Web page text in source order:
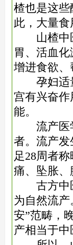
楂也是这
此，大量食
山楂中医
胃、活血
增进食欲
孕妇适量
宫有兴奋
能。
流产医学
者。流产发
足28周者
痛、坠胀、
古方中医
为自然流
安”范畴，
产相当于中